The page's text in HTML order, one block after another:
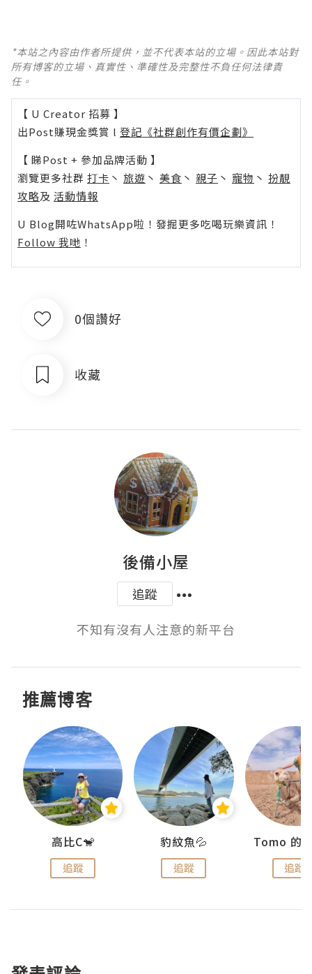
*本站之內容由作者所提供，並不代表本站的立場。因此本站對
所有博客的立場、真實性、準確性及完整性不負任何法律責
任。
【 U Creator 招募 】
出Post賺現金獎賞 l 登記《社群創作有價企劃》
【 睇Post + 參加品牌活動 】
瀏覽更多社群 打卡 丶 旅遊 丶 美食 丶 親子 丶 寵物 丶 扮靚
攻略及 活動情報
U Blog開咗WhatsApp啦！發掘更多吃喝玩樂資訊！
Follow 我哋 ！
0個讚好
收藏
後備小屋
追蹤
不知有沒有人注意的新平台
推薦博客
高比C🐒
追蹤
豹紋魚💦
追蹤 追蹤